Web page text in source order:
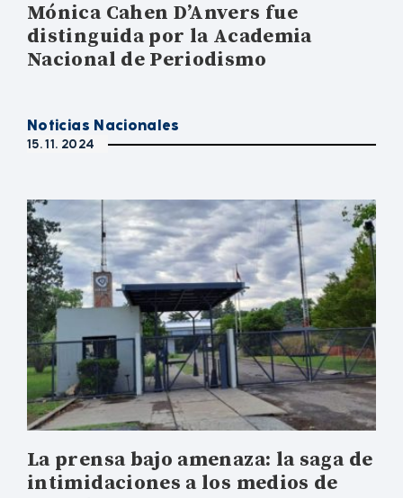
Mónica Cahen D’Anvers fue
distinguida por la Academia
Nacional de Periodismo
Noticias Nacionales
15. 11. 2024
La prensa bajo amenaza: la saga de
intimidaciones a los medios de